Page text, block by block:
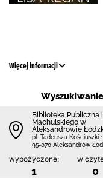
Więcej informacji
Biblioteka Publiczna
Machulskiego w
Aleksandrowie
pl. Tadeusza Kościuszki
95-070 Aleksandrów
wypożyczone:
1
w
0